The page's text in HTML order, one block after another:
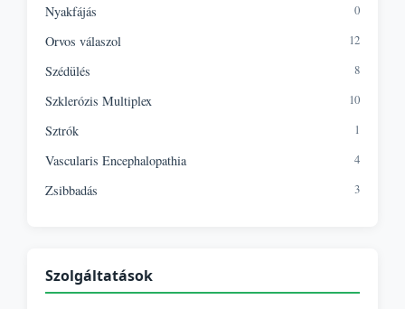
Nyakfájás 0
Orvos válaszol 12
Szédülés 8
Szklerózis Multiplex 10
Sztrók 1
Vascularis Encephalopathia 4
Zsibbadás 3
Szolgáltatások